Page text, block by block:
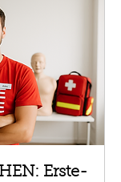
Erste-